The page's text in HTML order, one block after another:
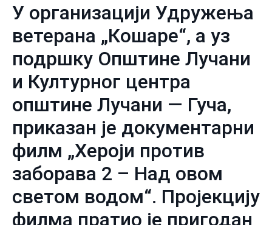
У организацији Удружења
ветерана „Кошаре“, а уз
подршку Општине Лучани
и Културног центра
општине Лучани — Гуча,
приказан је документарни
филм „Хероји против
заборава 2 – Над овом
светом водом“. Пројекцију
филма пратио је пригодан